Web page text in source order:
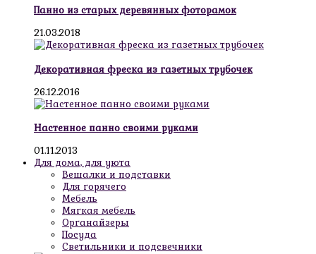
Панно из старых деревянных фоторамок
21.03.2018
Декоративная фреска из газетных трубочек
26.12.2016
Настенное панно своими руками
01.11.2013
Для дома, для уюта
Вешалки и подставки
Для горячего
Мебель
Мягкая мебель
Органайзеры
Посуда
Светильники и подсвечники